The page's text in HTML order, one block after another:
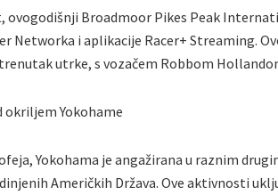
ovogodišnji Broadmoor Pikes Peak
Networka i aplikacije Racer+ Streaming.
utrke, s vozačem Robbom
okriljem Yokohame
Yokohama je angažirana u raznim
Američkih Država. Ove aktivnosti